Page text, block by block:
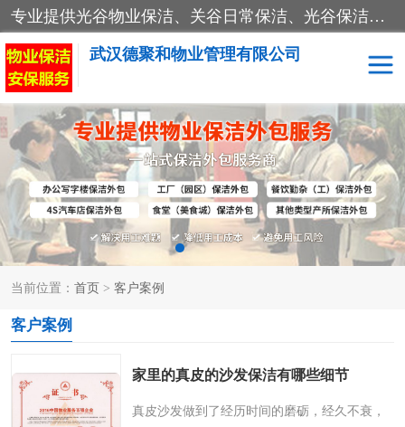
专业提供光谷物业保洁、关谷日常保洁、光谷保洁外包及武汉其他城区的单位日常保洁 武汉德聚和物业管理有限公司致力于打造中国专业物业保洁服务、日常保洁及其他保洁清洗外包服务。自公司成立以来提倡以先进的物业管理理念和模式经营，谋篇布局，以“至诚服务、精益求精、规范管理、锐意拓新”为质量方针，强化内部管理，为业主提供专业化、标准化和精细化的全方位物业服务，管理服务水平得到了广大业主和业内人士的一致好评。
武汉德聚和物业管理有限公司
当前位置： 首页 > 客户案例
客户案例
家里的真皮的沙发保洁有哪些细节
真皮沙发做到了经历时间的磨砺，经久不衰，
保洁外包